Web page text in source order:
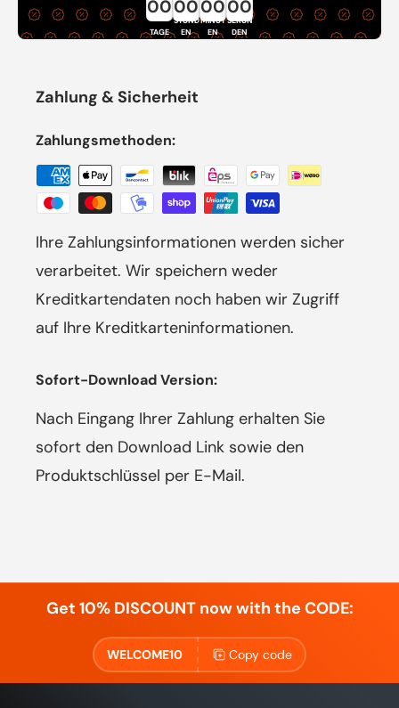
00
TAGE
00
STUND
EN
00
MINUT
EN
00
SEKUN
DEN
Zahlung & Sicherheit
Zahlungsmethoden:
Ihre Zahlungsinformationen werden sicher
verarbeitet. Wir speichern weder
Kreditkartendaten noch haben wir Zugriff
auf Ihre Kreditkarteninformationen.
Sofort-Download Version:
Nach Eingang Ihrer Zahlung erhalten Sie
sofort den Download Link sowie den
Produktschlüssel per E-Mail.
Get 10% DISCOUNT now with the CODE:
WELCOME10 Copy code